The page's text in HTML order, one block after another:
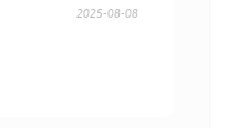
2025-08-08